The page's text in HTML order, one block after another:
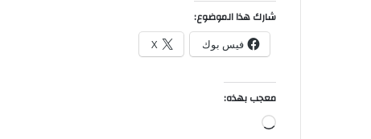
شارك هذا الموضوع:
فيس بوك X
معجب بهذه:
جاري